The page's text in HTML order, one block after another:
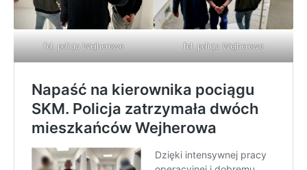
fot. policja Wejherowo fot. policja Wejherowo